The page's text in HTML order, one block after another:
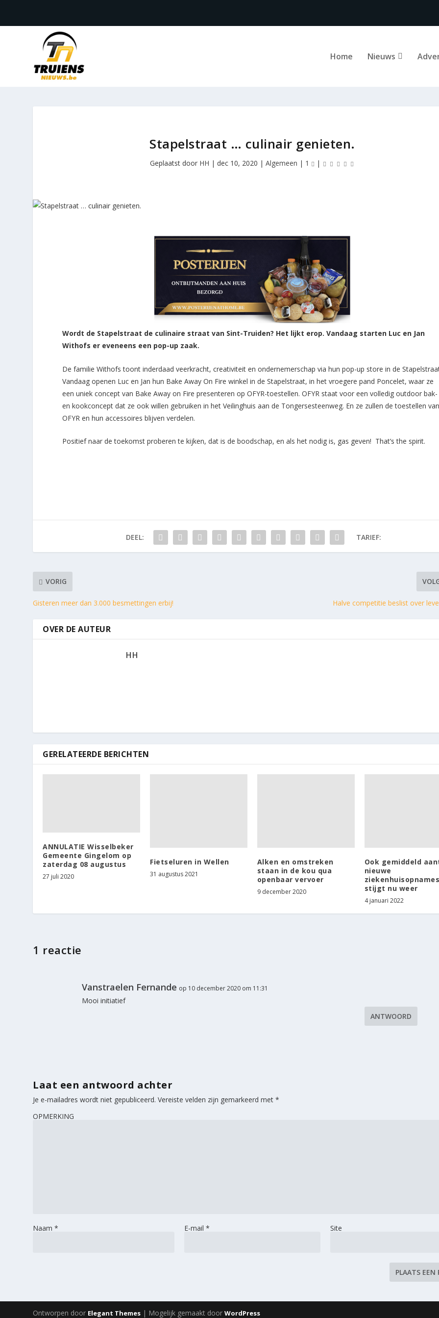
Home Nieuws
Stapelstraat … culinair genieten.
Geplaatst door HH | dec 10, 2020 | Algemeen | 1 |
Wordt de Stapelstraat de culinaire straat van Sint-Truiden? Het lijkt erop. Vandaag starten Luc en Jan
Withofs er eveneens een pop-up zaak.
De familie Withofs toont inderdaad veerkracht, creativiteit en ondernemerschap via hun pop-up store in de
Vandaag openen Luc en Jan hun Bake Away On Fire winkel in de Stapelstraat, in het vroegere pand Poncelet, waar ze
een uniek concept van Bake Away on Fire presenteren op OFYR-toestellen. OFYR staat voor een volledig outdoor bak-
en kookconcept dat ze ook willen gebruiken in het Veilinghuis aan de Tongersesteenweg. En ze zullen de toestellen
OFYR en hun accessoires blijven verdelen.
Positief naar de toekomst proberen te kijken, dat is de boodschap, en als het nodig is, gas geven! That’s the spirit.
DEEL: TARIEF:
VORIG
Gisteren meer dan 3.000 besmettingen erbij! Halve competitie beslist over
OVER DE AUTEUR
HH
GERELATEERDE BERICHTEN
ANNULATIE Wisselbeker
Gemeente Gingelom op
zaterdag 08 augustus
27 juli 2020
Fietseluren in Wellen
31 augustus 2021
Alken en omstreken
staan in de kou qua
openbaar vervoer
9 december 2020
Ook gemiddeld
nieuwe
stijgt nu weer
4 januari 2022
1 reactie
Vanstraelen Fernande op 10 december 2020 om 11:31
Mooi initiatief
ANTWOORD
Laat een antwoord achter
Je e-mailadres wordt niet gepubliceerd. Vereiste velden zijn gemarkeerd met*
OPMERKING
Naam* E-mail * Site
Ontworpen door Elegant Themes | Mogelijk gemaakt doorWordPress